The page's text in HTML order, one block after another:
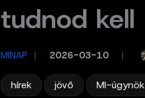
tudnod kell
MINAP 2026-03-10
hírek jövő MI-ügynök